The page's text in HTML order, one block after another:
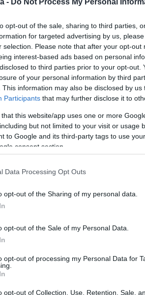
opt-out of the sale, sharing to third parties,
for targeted advertising by us,
selection. Please note that after your opt-out
interest-based ads based on personal
to third parties prior to your opt-out.
of your personal information by third
This information may also be disclosed by
Participants that may further disclose it to
that this website/app uses one or more
but not limited to your visit or usage
to Google and its third-party tags to use
consent section.
Data Processing Opt Outs
opt-out of the Sharing of my personal data.
opt-out of the Sale of my Personal Data.
opt-out of processing my Personal Data for
opt-out of Collection, Use, Retention, Sale,
című műsorát vezette, ahol a
a téma kapcsán visszaidézte, őt
a rendszer, hogy nem kaptak
büntetést fizetniük, ha valami rossz
mindig volt hatásos.
vissza kellett adnom a zsebpénzemből,
után már annyi volt az elhagyott
kapok zsebpénzt. Kedves anyukák,
minden elrakott zokni után kapok egy
valamit, akkor azt nem vették meg
pénzt.
vagyis nem kaptunk meg mindent
például számítógépre.
Pinterest
Mariann,Ember Márk,zsebpénz